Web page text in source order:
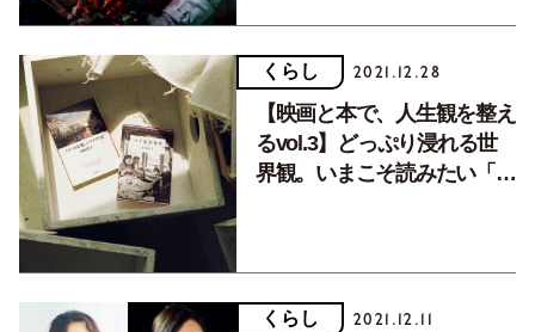
くらし 2021.12.28
【映画と本で、人生観を整え
るvol.3】どっぷり浸れる世
界観。いまこそ読みたい「Ｓ
くらし 2021.12.11